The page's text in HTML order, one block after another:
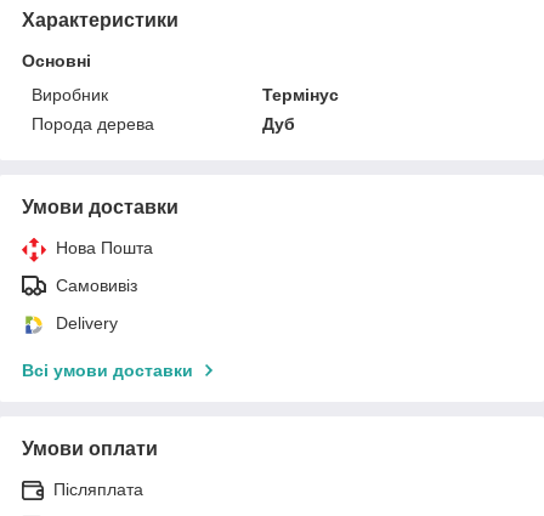
Характеристики
Основні
Виробник
Термінус
Порода дерева
Дуб
Умови доставки
Нова Пошта
Самовивіз
Delivery
Всі умови доставки
Умови оплати
Післяплата